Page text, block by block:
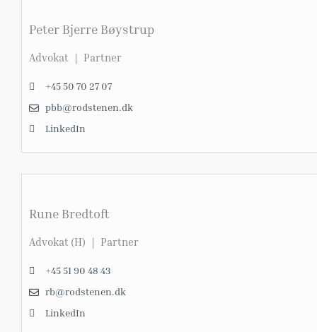
Peter Bjerre Bøystrup
Advokat ｜ Partner
+45 50 70 27 07
pbb@rodstenen.dk
LinkedIn
Rune Bredtoft
Advokat (H) ｜ Partner
+45 51 90 48 43
rb@rodstenen.dk
LinkedIn